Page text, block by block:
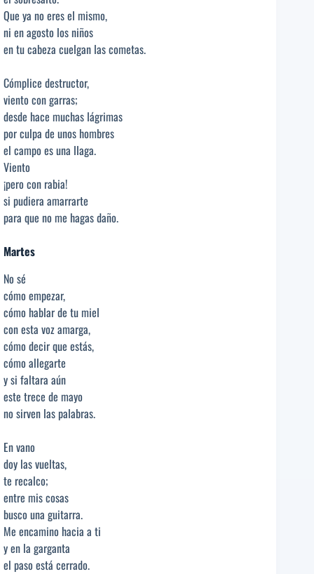
Que ya no eres el mismo,
ni en agosto los niños
en tu cabeza cuelgan las cometas.
Cómplice destructor,
viento con garras;
desde hace muchas lágrimas
por culpa de unos hombres
el campo es una llaga.
Viento
¡pero con rabia!
si pudiera amarrarte
para que no me hagas daño.
Martes
No sé
cómo empezar,
cómo hablar de tu miel
con esta voz amarga,
cómo decir que estás,
cómo allegarte
y si faltara aún
este trece de mayo
no sirven las palabras.
En vano
doy las vueltas,
te recalco;
entre mis cosas
busco una guitarra.
Me encamino hacia a ti
y en la garganta
el paso está cerrado.